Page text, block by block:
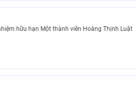
hữu hạn Một thành viên Hoàng Thịnh Luật